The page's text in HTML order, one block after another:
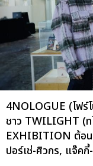
4NOLOGUE (โฟร์
ชาว TWILIGHT (
EXHIBITION ต้อ
ปอร์เช่-ศิวกร, แจ๊ค